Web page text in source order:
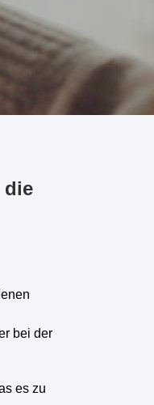
die
bei der
es zu